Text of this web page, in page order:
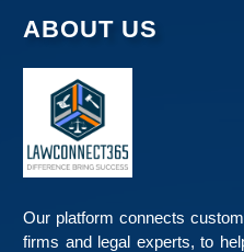
ABOUT US
Our platform connects
firms and legal experts, to